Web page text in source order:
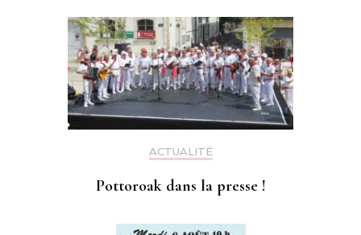
ACTUALITÉ
Pottoroak dans la presse !